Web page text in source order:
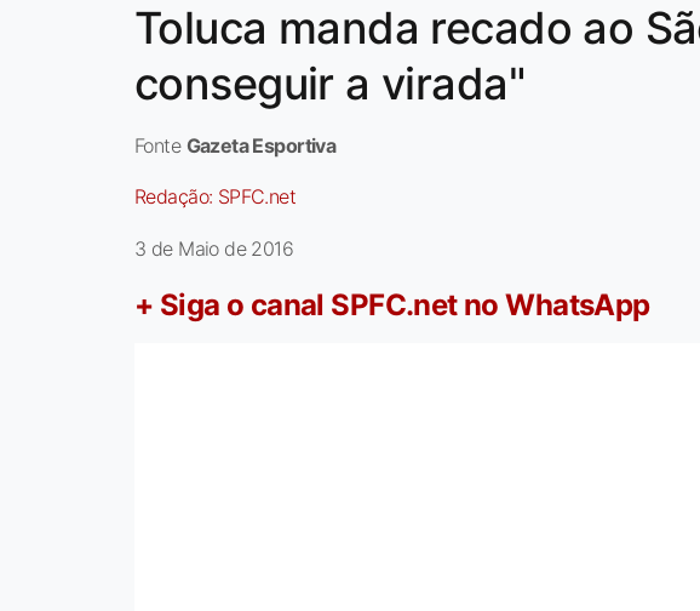
Toluca manda recado ao
conseguir a virada"
Fonte Gazeta Esportiva
Redação: SPFC.net
3 de Maio de 2016
+ Siga o canal SPFC.net no WhatsApp